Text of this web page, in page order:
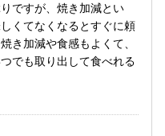
ですが、焼き加減とい
くてなくなるとすぐに頼
き加減や食感もよくて、
でも取り出して食べれる